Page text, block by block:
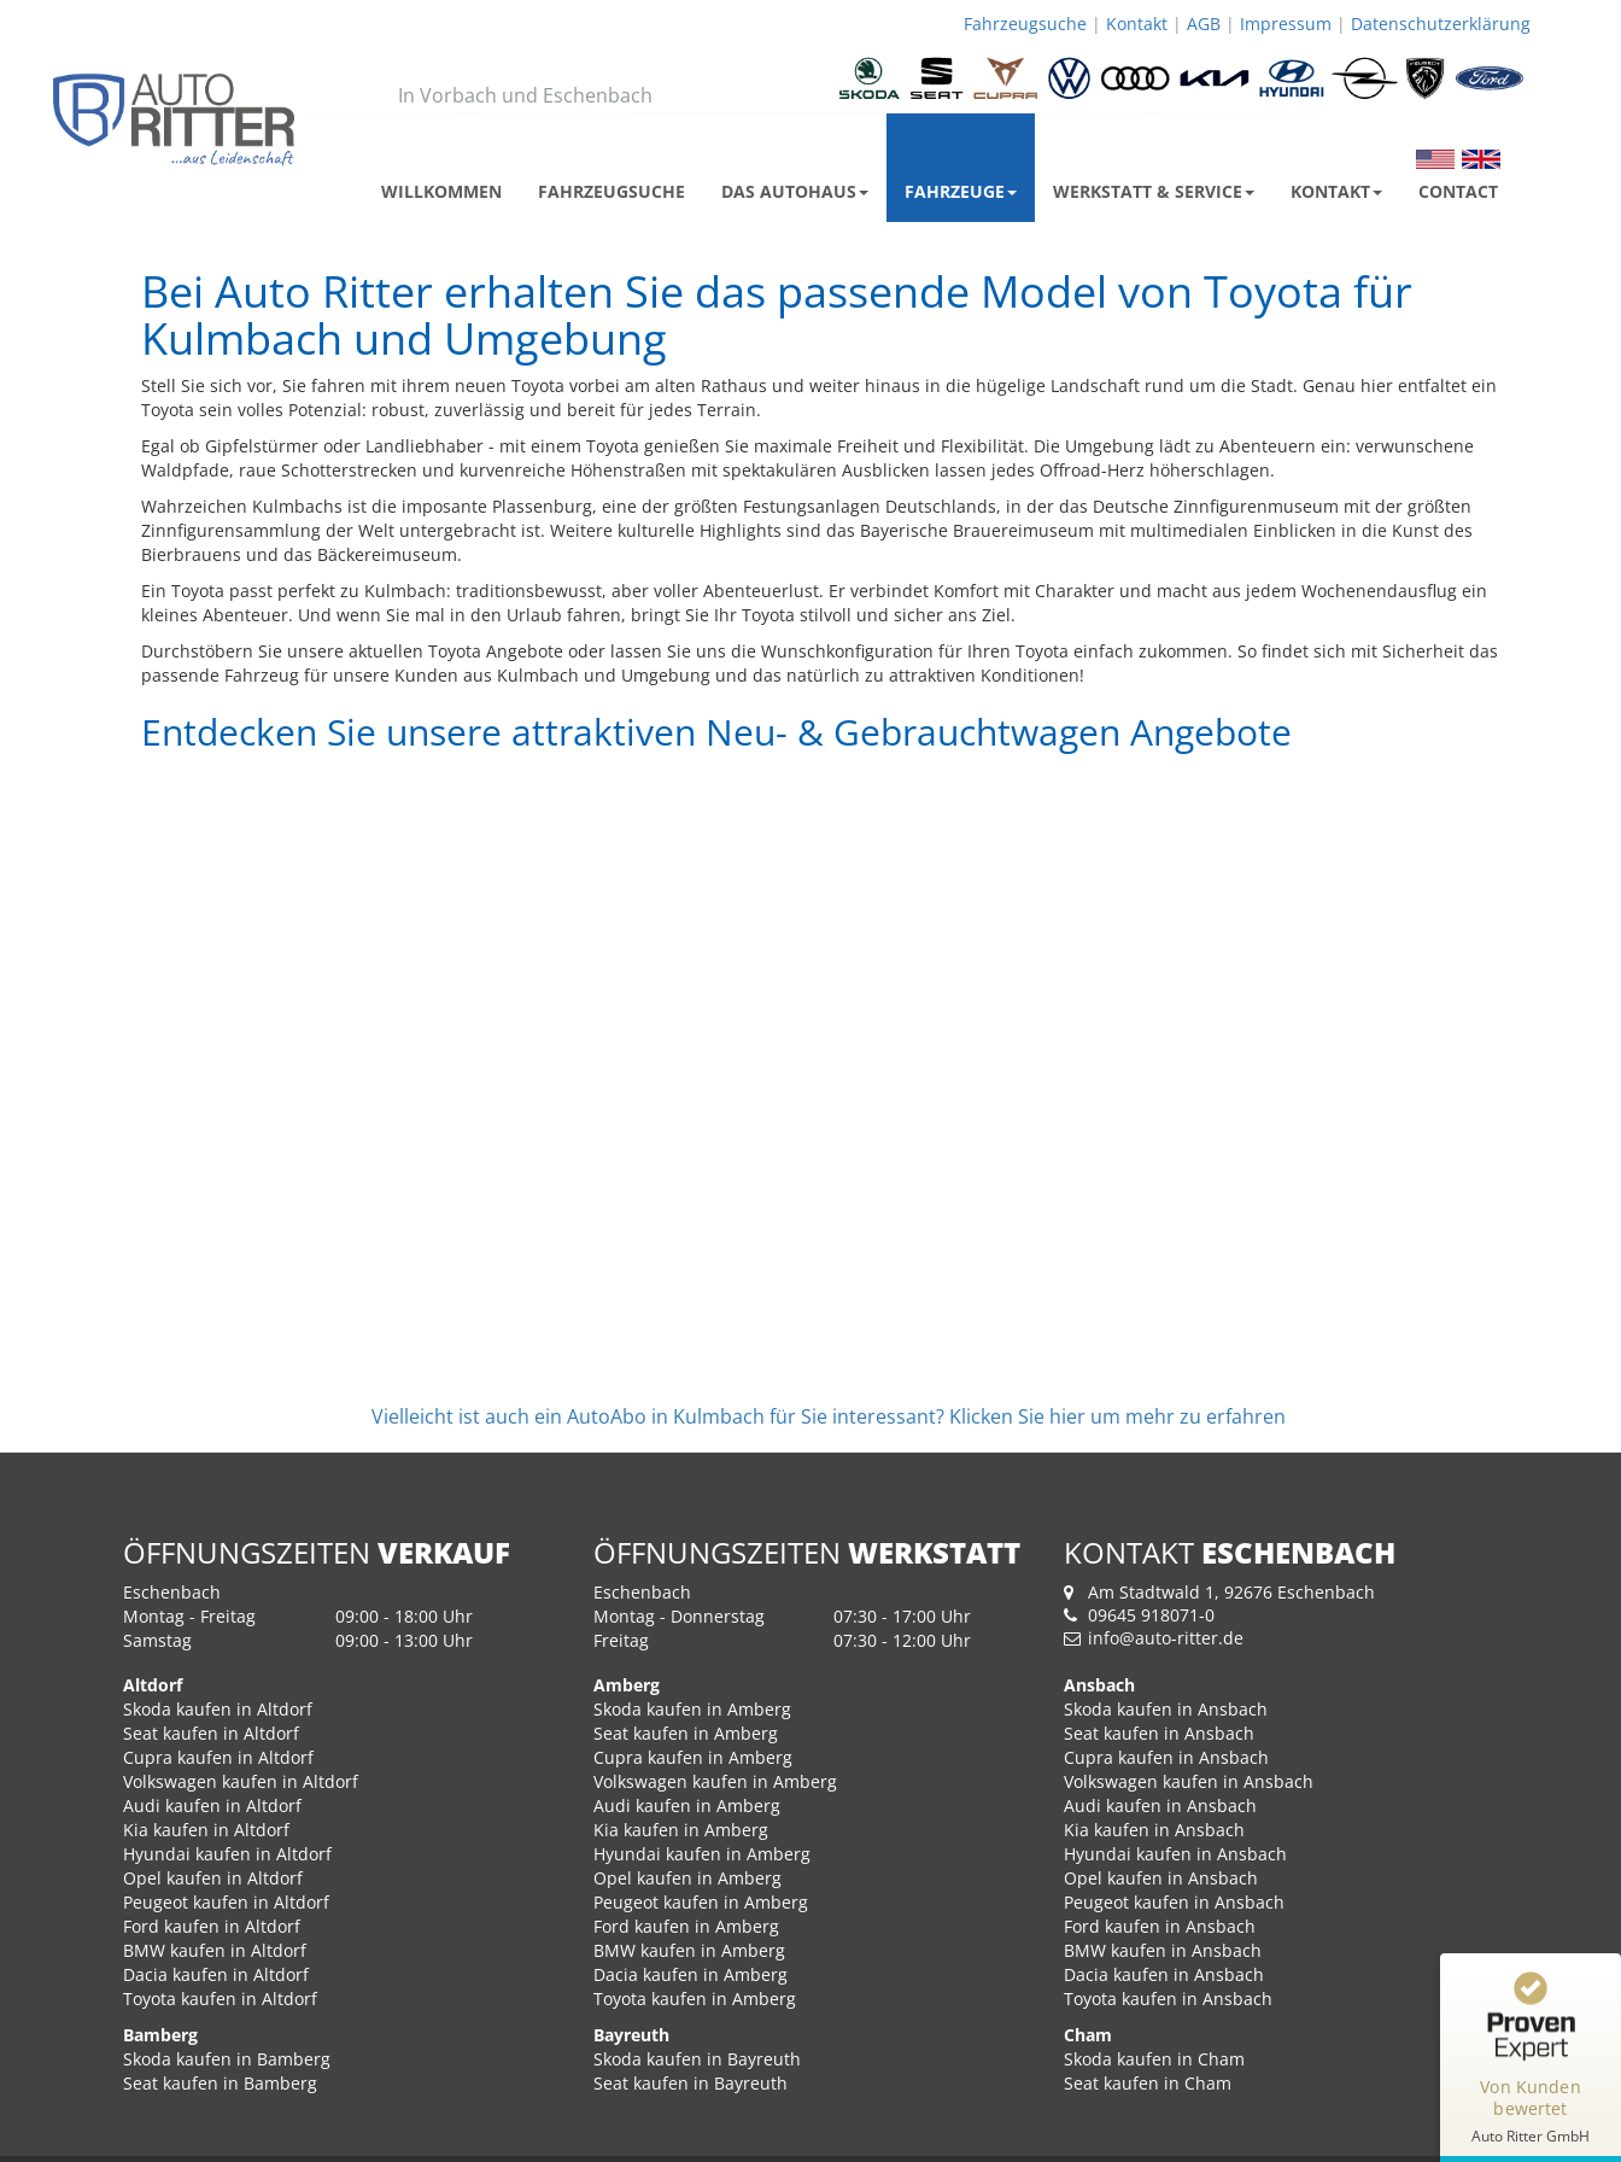
Fahrzeugsuche | Kontakt | AGB | Impressum | Datenschutzerklärung
In Vorbach und Eschenbach
WILLKOMMEN FAHRZEUGSUCHE DAS AUTOHAUS FAHRZEUGE WERKSTATT & SERVICE KONTAKT CONTACT
Weiter
biegen Sie richtigab!
Bei Auto Ritter erhalten Sie das passende Model von Toyota für
Kulmbach und Umgebung
Stell Sie sich vor, Sie fahren mit ihrem neuen Toyota vorbei am alten Rathaus und weiter hinaus in die hügelige Landschaft rund um die Stadt. Genau hier entfaltet ein
Toyota sein volles Potenzial: robust, zuverlässig und bereit für jedes Terrain.
Egal ob Gipfelstürmer oder Landliebhaber - mit einem Toyota genießen Sie maximale Freiheit und Flexibilität. Die Umgebung lädt zu Abenteuern ein: verwunschene
Waldpfade, raue Schotterstrecken und kurvenreiche Höhenstraßen mit spektakulären Ausblicken lassen jedes Offroad-Herz höherschlagen.
Wahrzeichen Kulmbachs ist die imposante Plassenburg, eine der größten Festungsanlagen Deutschlands, in der das Deutsche Zinnfigurenmuseum mit der größten
Zinnfigurensammlung der Welt untergebracht ist. Weitere kulturelle Highlights sind das Bayerische Brauereimuseum mit multimedialen Einblicken in die Kunst des
Bierbrauens und das Bäckereimuseum.
Ein Toyota passt perfekt zu Kulmbach: traditionsbewusst, aber voller Abenteuerlust. Er verbindet Komfort mit Charakter und macht aus jedem Wochenendausflug ein
kleines Abenteuer. Und wenn Sie mal in den Urlaub fahren, bringt Sie Ihr Toyota stilvoll und sicher ans Ziel.
Durchstöbern Sie unsere aktuellen Toyota Angebote oder lassen Sie uns die Wunschkonfiguration für Ihren Toyota einfach zukommen. So findet sich mit Sicherheit das
passende Fahrzeug für unsere Kunden aus Kulmbach und Umgebung und das natürlich zu attraktiven Konditionen!
Entdecken Sie unsere attraktiven Neu- & Gebrauchtwagen Angebote
Vielleicht ist auch ein AutoAbo in Kulmbach für Sie interessant? Klicken Sie hier um mehr zu erfahren
ÖFFNUNGSZEITEN VERKAUF
Eschenbach
Montag - Freitag
09:00 - 18:00 Uhr
Samstag
09:00 - 13:00 Uhr
ÖFFNUNGSZEITEN WERKSTATT
Eschenbach
Montag - Donnerstag
07:30 - 17:00 Uhr
Freitag
07:30 - 12:00 Uhr
KONTAKT ESCHENBACH
Am Stadtwald 1, 92676 Eschenbach
09645 918071-0
info@auto-ritter.de
Altdorf
Skoda kaufen in Altdorf
Seat kaufen in Altdorf
Cupra kaufen in Altdorf
Volkswagen kaufen in Altdorf
Audi kaufen in Altdorf
Kia kaufen in Altdorf
Hyundai kaufen in Altdorf
Opel kaufen in Altdorf
Peugeot kaufen in Altdorf
Ford kaufen in Altdorf
BMW kaufen in Altdorf
Dacia kaufen in Altdorf
Toyota kaufen in Altdorf
Amberg
Skoda kaufen in Amberg
Seat kaufen in Amberg
Cupra kaufen in Amberg
Volkswagen kaufen in Amberg
Audi kaufen in Amberg
Kia kaufen in Amberg
Hyundai kaufen in Amberg
Opel kaufen in Amberg
Peugeot kaufen in Amberg
Ford kaufen in Amberg
BMW kaufen in Amberg
Dacia kaufen in Amberg
Toyota kaufen in Amberg
Ansbach
Skoda kaufen in Ansbach
Seat kaufen in Ansbach
Cupra kaufen in Ansbach
Volkswagen kaufen in Ansbach
Audi kaufen in Ansbach
Kia kaufen in Ansbach
Hyundai kaufen in Ansbach
Opel kaufen in Ansbach
Peugeot kaufen in Ansbach
Ford kaufen in Ansbach
BMW kaufen in Ansbach
Dacia kaufen in Ansbach
Toyota kaufen in Ansbach
Bamberg
Skoda kaufen in Bamberg
Seat kaufen in Bamberg
Bayreuth
Skoda kaufen in Bayreuth
Seat kaufen in Bayreuth
Cham
Skoda kaufen in Cham
Seat kaufen in Cham
Von Kunden
bewertet
Auto Ritter GmbH
2
Bewertungen auf
ProvenExpert.com
Blick aufs ProvenExpert-Profil werfen
Robert K.
4,77